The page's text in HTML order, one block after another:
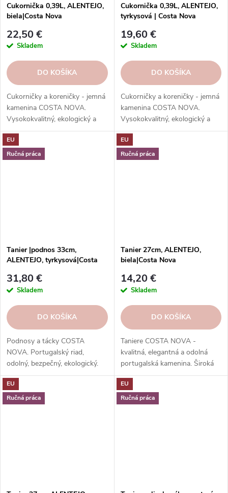
Cukornička 0,39L, ALENTEJO,
biela|Costa Nova
22,50 €
Skladem
DO KOŠÍKA
Cukorničky a koreničky - jemná
kamenina COSTA NOVA.
Vysokokvalitný, ekologický a
elegantný riad na dochucovanie
a servírovanie jedál.
Vysokokvalitné, odolné a ľahko
Cukornička 0,39L, ALENTEJO,
tyrkysová | Costa Nova
19,60 €
Skladem
DO KOŠÍKA
Cukorničky a koreničky - jemná
kamenina COSTA NOVA.
Vysokokvalitný, ekologický a
elegantný riad na dochucovanie
a servírovanie jedál.
Vysokokvalitné, odolné a ľahko
EU
Ručná práca
Tanier |podnos 33cm,
ALENTEJO, tyrkysová|Costa
31,80 €
Skladem
DO KOŠÍKA
Podnosy a tácky COSTA
NOVA. Portugalský riad,
odolný, bezpečný, ekologický.
Na servírovanie jedál, nápojov,
dezertov.
EU
Ručná práca
Tanier 27cm, ALENTEJO,
biela|Costa Nova
14,20 €
Skladem
DO KOŠÍKA
Taniere COSTA NOVA -
kvalitná, elegantná a odolná
portugalská kamenina. Široká
ponuka kolekcií, tvarov, farieb a
funkcií. Objednávajte v našom
e-shope.
EU
Ručná práca
EU
Ručná práca